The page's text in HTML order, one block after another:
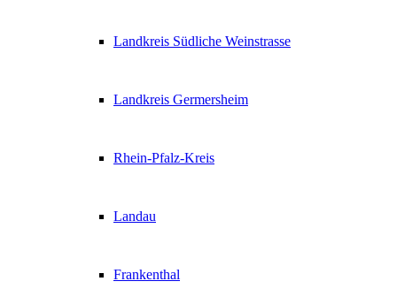
Landkreis Südliche Weinstrasse
Landkreis Germersheim
Rhein-Pfalz-Kreis
Landau
Frankenthal